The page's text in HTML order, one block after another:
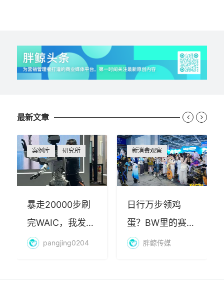
最新文章
案例库 研究所
暴走20000步刷
完WAIC，我发现
AI最赚钱的不是
pangjing0204
新消费观察
日行万步领鸡
蛋？BW里的赛博
朝圣，藏着品牌
胖鲸传媒
 